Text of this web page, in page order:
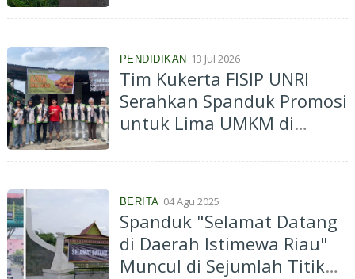
PENDIDIKAN 13 Jul 2026
Tim Kukerta FISIP UNRI
Serahkan Spanduk Promosi
untuk Lima UMKM di
Branding Usaha Lokal
BERITA 04 Agu 2025
Spanduk "Selamat Datang
di Daerah Istimewa Riau"
Muncul di Sejumlah Titik